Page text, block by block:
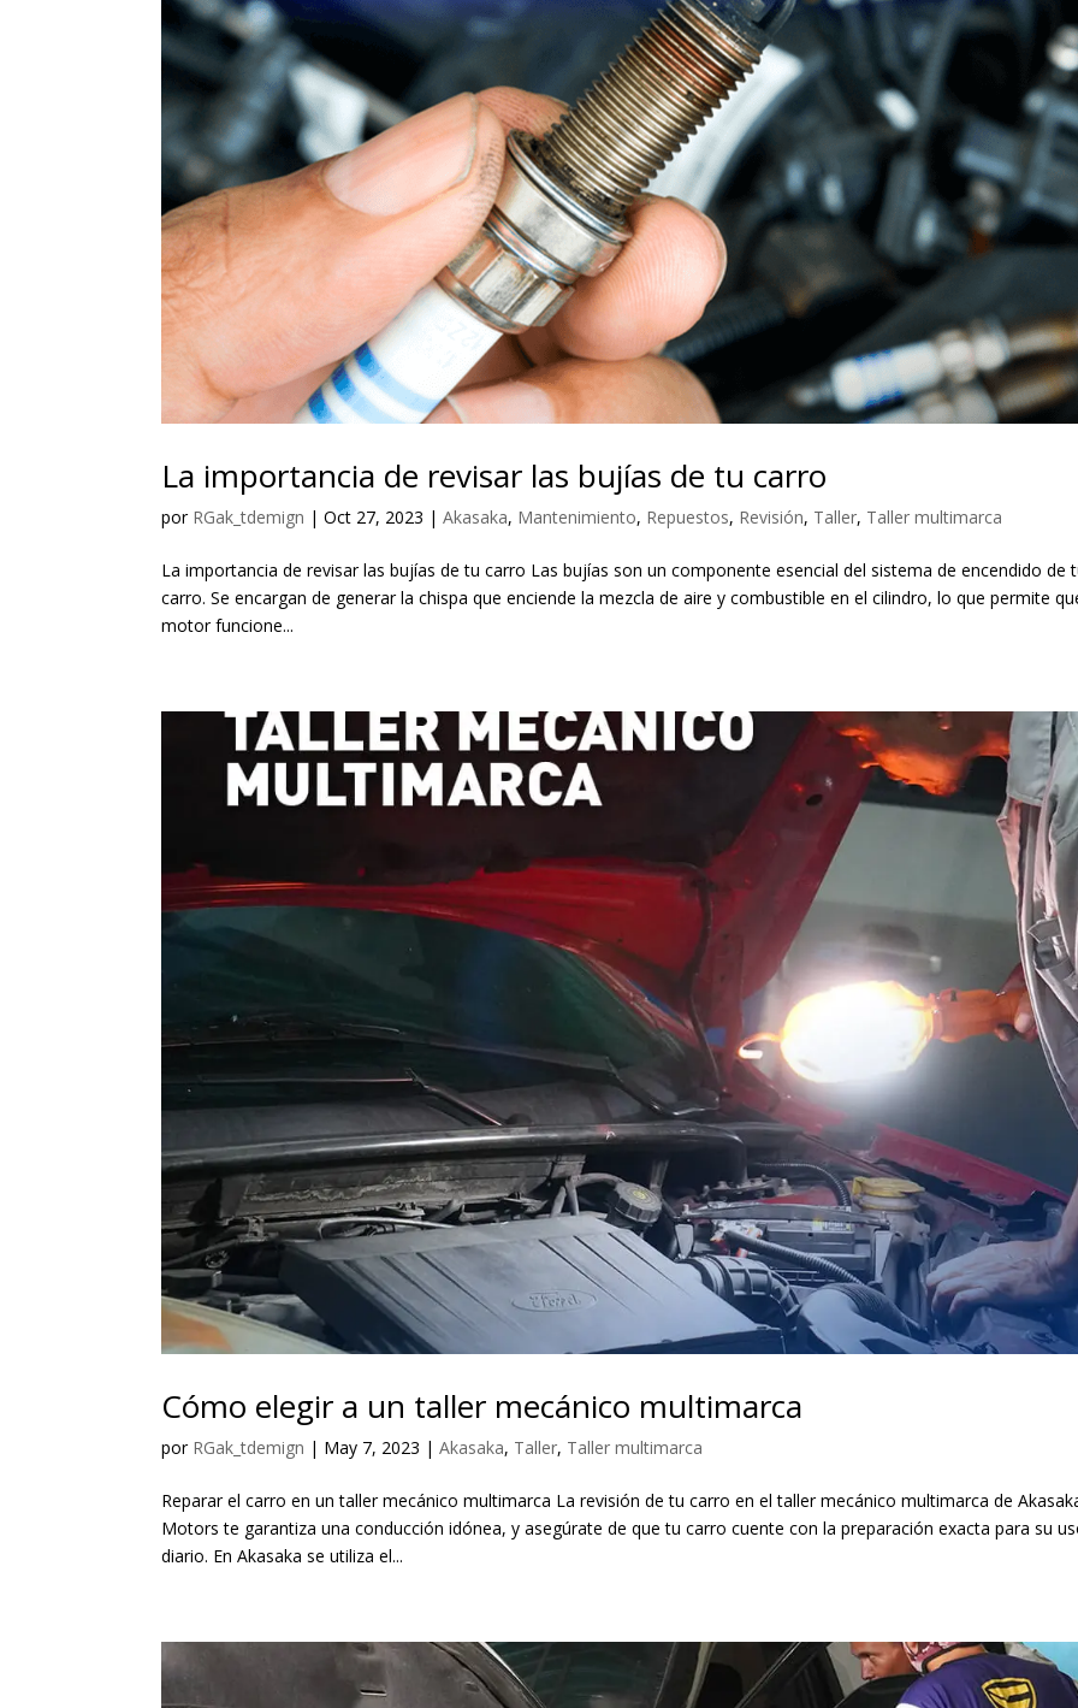
La importancia de revisar las bujías de tu carro
por RGak_tdemign |Oct 27, 2023 |Akasaka, Mantenimiento, Repuestos, Revisión, Taller, Taller multimarca
La importancia de revisar las bujías de tu carro Las bujías son un componente esencial del sistema de encendido de
carro. Se encargan de generar la chispa que enciende la mezcla de aire y combustible en el cilindro, lo que permite
motor funcione...
Cómo elegir a un taller mecánico multimarca
por RGak_tdemign | May 7, 2023 |Akasaka, Taller, Taller multimarca
Reparar el carro en un taller mecánico multimarca La revisión de tu carro en el taller mecánico multimarca de
Motors te garantiza una conducción idónea, y asegúrate de que tu carro cuente con la preparación exacta para su
diario. En Akasaka se utiliza el...